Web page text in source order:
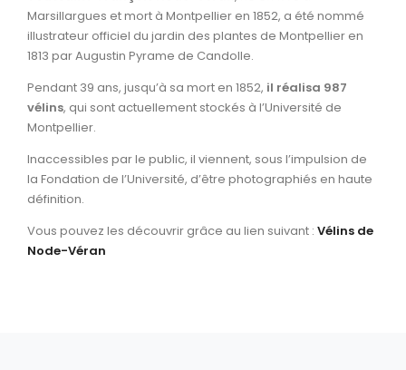
Contact
Marsillargues et mort à Montpellier en 1852, a été nommé
illustrateur officiel du jardin des plantes de Montpellier en
1813 par Augustin Pyrame de Candolle.
Pendant 39 ans, jusqu’à sa mort en 1852, il réalisa 987
vélins, qui sont actuellement stockés à l’Université de
Montpellier.
Inaccessibles par le public, il viennent, sous l’impulsion de
la Fondation de l’Université, d’être photographiés en haute
définition.
Vous pouvez les découvrir grâce au lien suivant : Vélins de
Node-Véran